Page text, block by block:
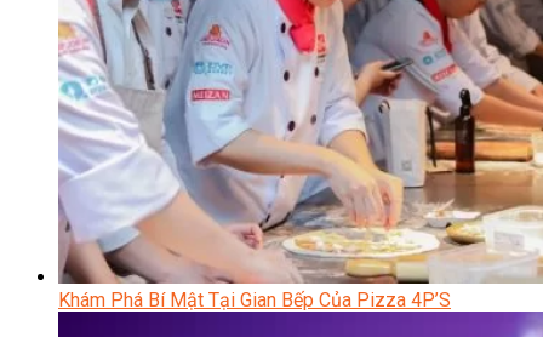
Khám Phá Bí Mật Tại Gian Bếp Của Pizza 4P’S